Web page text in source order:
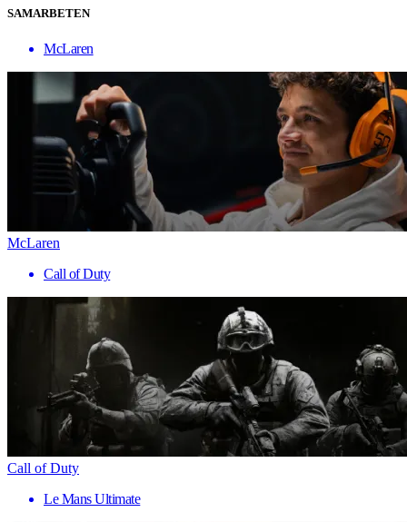
SAMARBETEN
McLaren
McLaren
Call of Duty
Call of Duty
Le Mans Ultimate